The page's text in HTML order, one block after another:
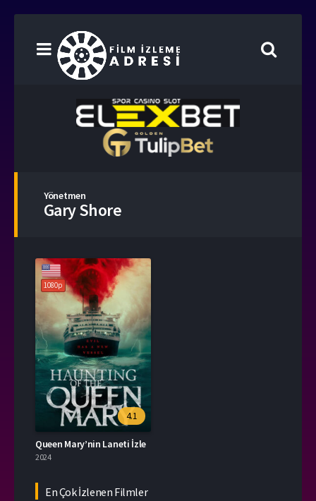
Yönetmen
Gary Shore
1080p
4.1
Queen Mary’nin Laneti İzle
2024
En Çok İzlenen Filmler